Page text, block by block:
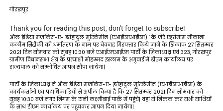
गोरखपुर
Thank you for reading this post, don't forget to subscribe!
ऑल इंडिया मजलिस-ए- इत्तेहादुल मुस्लिमीन (एआईएमआईएम) `के जेरे एहतेमाम मौलाना
कलीम सिद्दीकी को धर्मांतरण के नाम पर बेवजह गिरफ्तार किये जाने के खिलाफ 27 सितम्बर
2021 दिन सोमवार को सुबह 10:30 बजे एआईएमआईएम पार्टी के जिलाध्यक्ष एवं 323, गोरखपुर
ग्रामीण विधानसभा क्षेत्र के प्रत्याशी मोहम्मद इस्लाम के अगुवाई में डीएम कार्यालय पर
राज्यपाल को सम्भोधित ज्ञापन सौंपा जायेगा|
पार्टी के जिलाध्यक्ष ने ऑल इंडिया मजलिस-ए- इत्तेहादुल मुस्लिमीन (एआईएमआईएम) के
कार्यकर्ताओं एवं पदाधिकारियों से अपील किया है कि 27 सितम्बर 2021 दिन सोमवार को
सुबह 10:30 बजे नगर निगम के रानी लक्ष्मीबाई पार्क में पहुंचे| वहां से निकल कर सभी साथियों
के साथ डीएम कार्यालय पर पहुंचकर ज्ञापन दिया जायेगा|